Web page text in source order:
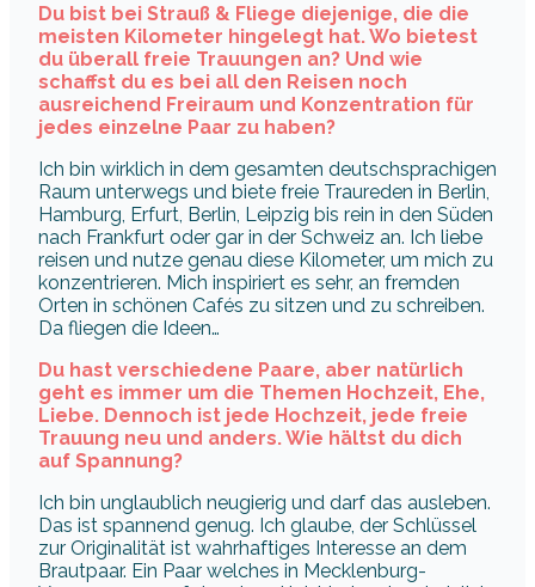
Du bist bei Strauß & Fliege diejenige, die die
meisten Kilometer hingelegt hat. Wo bietest
du überall freie Trauungen an? Und wie
schaffst du es bei all den Reisen noch
ausreichend Freiraum und Konzentration für
jedes einzelne Paar zu haben?
Ich bin wirklich in dem gesamten deutschsprachigen
Raum unterwegs und biete freie Traureden in Berlin,
Hamburg, Erfurt, Berlin, Leipzig bis rein in den Süden
nach Frankfurt oder gar in der Schweiz an. Ich liebe
reisen und nutze genau diese Kilometer, um mich zu
konzentrieren. Mich inspiriert es sehr, an fremden
Orten in schönen Cafés zu sitzen und zu schreiben.
Da fliegen die Ideen…
Du hast verschiedene Paare, aber natürlich
geht es immer um die Themen Hochzeit, Ehe,
Liebe. Dennoch ist jede Hochzeit, jede freie
Trauung neu und anders. Wie hältst du dich
auf Spannung?
Ich bin unglaublich neugierig und darf das ausleben.
Das ist spannend genug. Ich glaube, der Schlüssel
zur Originalität ist wahrhaftiges Interesse an dem
Brautpaar. Ein Paar welches in Mecklenburg-